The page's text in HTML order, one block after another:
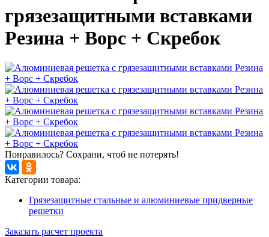
грязезащитными вставками
Резина + Ворс + Скребок
Понравилось? Сохрани, чтоб не потерять!
Категории товара:
Грязезащитные стальные и алюминиевые придверные
решетки
Заказать расчет проекта